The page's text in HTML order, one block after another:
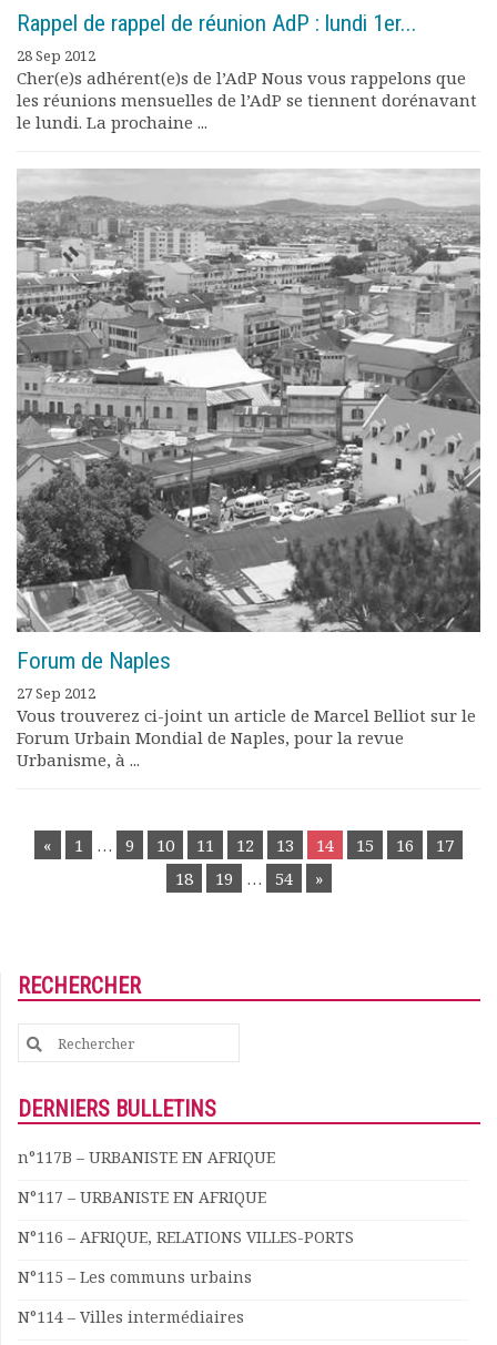
Rappel de rappel de réunion AdP : lundi 1er...
28 Sep 2012
Cher(e)s adhérent(e)s de l’AdP Nous vous rappelons que
les réunions mensuelles de l’AdP se tiennent dorénavant
le lundi. La prochaine ...
Forum de Naples
27 Sep 2012
Vous trouverez ci-joint un article de Marcel Belliot sur le
Forum Urbain Mondial de Naples, pour la revue
Urbanisme, à ...
POSTS
NAVIGATION
« 1 … 9 10 11 12 13 14 15 16
17
18
19 … 54 »
RECHERCHER
Search
for:
DERNIERS BULLETINS
n°117B – URBANISTE EN AFRIQUE
N°117 – URBANISTE EN AFRIQUE
N°116 – AFRIQUE, RELATIONS VILLES-PORTS
N°115 – Les communs urbains
N°114 – Villes intermédiaires